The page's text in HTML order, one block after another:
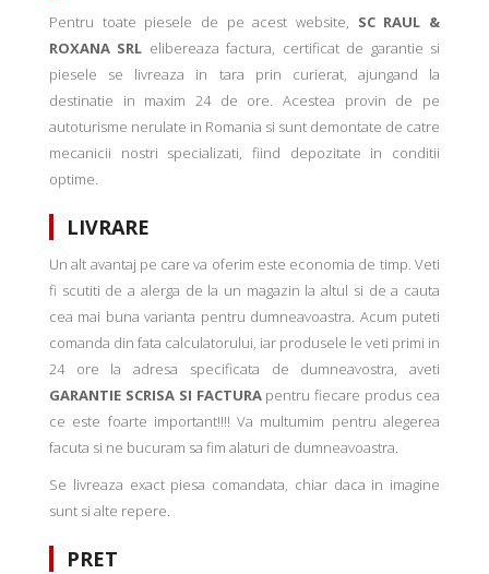
Pentru toate piesele de pe acest website, SC RAUL &
ROXANA SRL elibereaza factura, certificat de garantie si
piesele se livreaza in tara prin curierat, ajungand la
destinatie in maxim 24 de ore. Acestea provin de pe
autoturisme nerulate in Romania si sunt demontate de catre
mecanicii nostri specializati, fiind depozitate in conditii
optime.
LIVRARE
Un alt avantaj pe care va oferim este economia de timp. Veti
fi scutiti de a alerga de la un magazin la altul si de a cauta
cea mai buna varianta pentru dumneavoastra. Acum puteti
comanda din fata calculatorului, iar produsele le veti primi in
24 ore la adresa specificata de dumneavostra, aveti
GARANTIE SCRISA SI FACTURApentru fiecare produs cea
ce este foarte important!!!! Va multumim pentru alegerea
facuta si ne bucuram sa fim alaturi de dumneavoastra.
Se livreaza exact piesa comandata, chiar daca in imagine
sunt si alte repere.
PRET